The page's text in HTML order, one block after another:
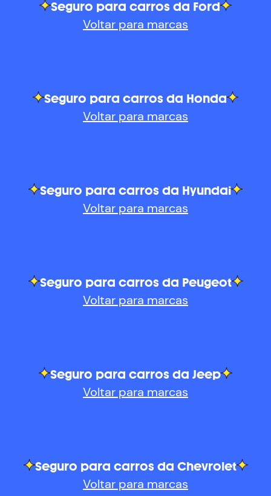
Seguro para carros da Ford
Voltar para marcas
Seguro para carros da Honda
Voltar para marcas
Seguro para carros da Hyundai
Voltar para marcas
Seguro para carros da Peugeot
Voltar para marcas
Seguro para carros da Jeep
Voltar para marcas
Seguro para carros da Chevrolet
Voltar para marcas